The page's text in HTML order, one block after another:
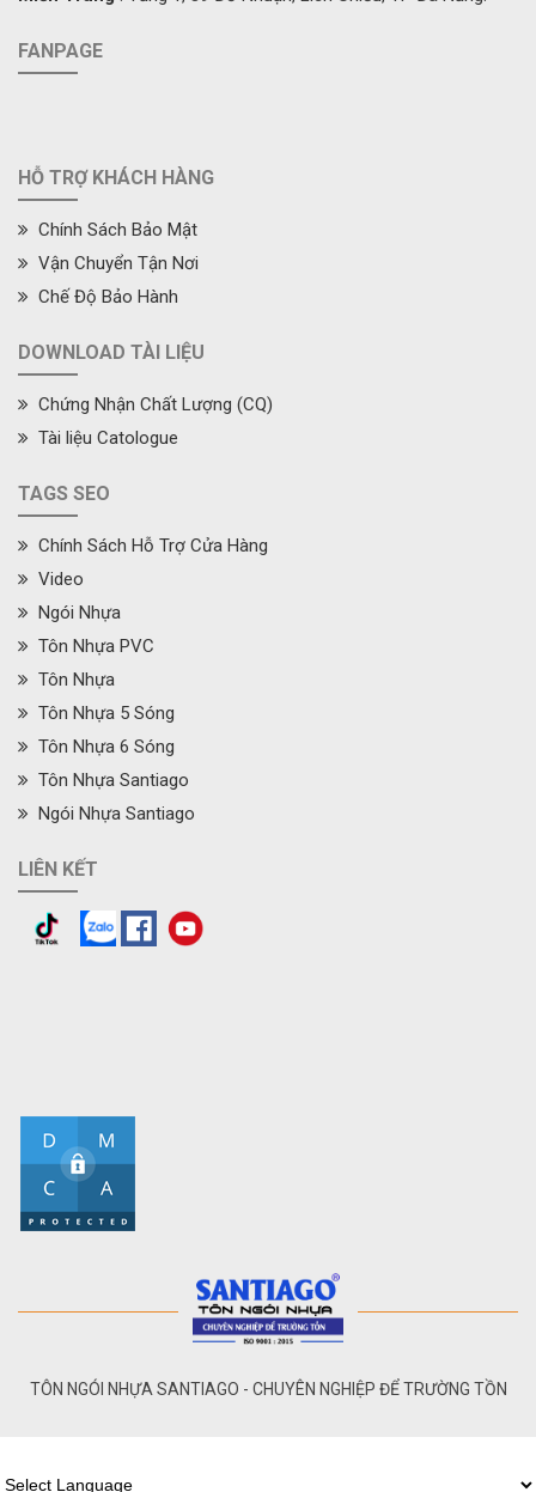
FANPAGE
HỖ TRỢ KHÁCH HÀNG
Chính Sách Bảo Mật
Vận Chuyển Tận Nơi
Chế Độ Bảo Hành
DOWNLOAD TÀI LIỆU
Chứng Nhận Chất Lượng (CQ)
Tài liệu Catologue
TAGS SEO
Chính Sách Hỗ Trợ Cửa Hàng
Video
Ngói Nhựa
Tôn Nhựa PVC
Tôn Nhựa
Tôn Nhựa 5 Sóng
Tôn Nhựa 6 Sóng
Tôn Nhựa Santiago
Ngói Nhựa Santiago
LIÊN KẾT
TÔN NGÓI NHỰA SANTIAGO - CHUYÊN NGHIỆP ĐỂ TRƯỜNG TỒN